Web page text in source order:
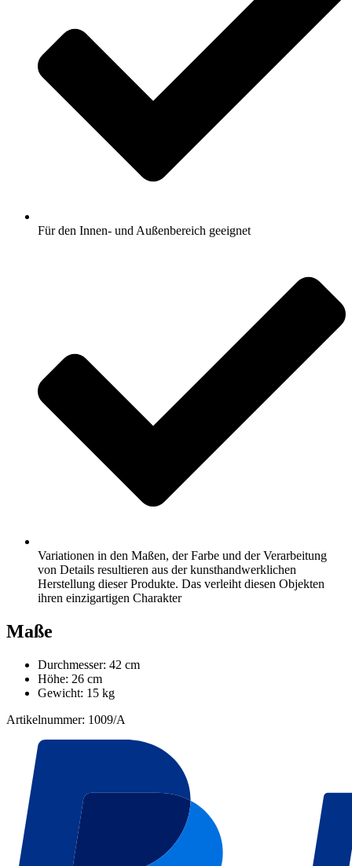
Für den Innen- und Außenbereich geeignet
Variationen in den Maßen, der Farbe und der Verarbeitung
von Details resultieren aus der kunsthandwerklichen
Herstellung dieser Produkte. Das verleiht diesen Objekten
ihren einzigartigen Charakter
Maße
Durchmesser: 42 cm
Höhe: 26 cm
Gewicht: 15 kg
Artikelnummer: 1009/A